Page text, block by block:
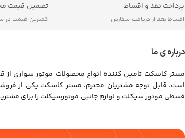
پرداخت نقد و اقساط
اقساط بعد از دریافت سفارش
تضمین قیمت
کمترین قیمت در
درباره ی ما
مستر کاسکت تامین کننده انواع محصولات موتور سواری
است. قابل توجه مشتریان محترم، مستر کاسکت یکی از
قسطی موتور سیکلت و لوازم جانبی موتورسیکلت را برای